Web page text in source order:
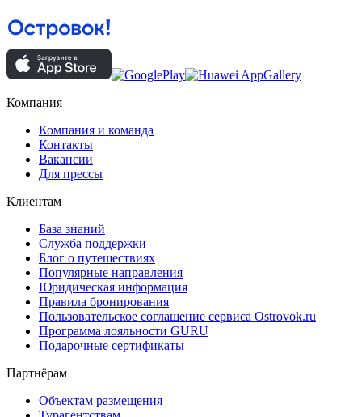
Компания
Компания и команда
Контакты
Вакансии
Для прессы
Клиентам
База знаний
Служба поддержки
Блог о путешествиях
Популярные направления
Юридическая информация
Правила бронирования
Пользовательское соглашение сервиса Ostrovok.ru
Программа лояльности GURU
Подарочные сертификаты
Партнёрам
Объектам размещения